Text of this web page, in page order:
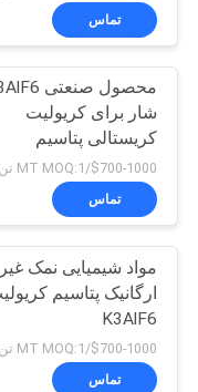
تماس
شار برای کریولیت
کریستالی پتاسیم
$700-1000/MT MOQ:1 تن
تماس
مواد شیمیایی نمک غیر
ارگانیک پتاسیم
K3AlF6
$700-1000/MT MOQ:1 تن
تماس